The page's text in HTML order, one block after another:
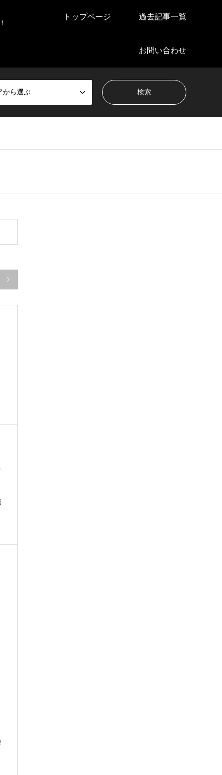
トップページ 過去記事一覧
お問い合わせ
から選ぶ
